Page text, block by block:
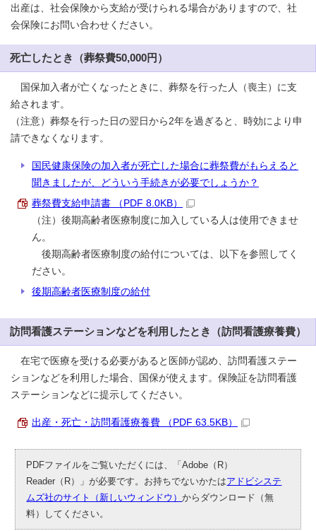
出産は、社会保険から支給が受けられる場合がありますので、社
会保険にお問い合わせください。
死亡したとき（葬祭費50,000円）
国保加入者が亡くなったときに、葬祭を行った人（喪主）に支
給されます。
（注意）葬祭を行った日の翌日から2年を過ぎると、時効により申
請できなくなります。
国民健康保険の加入者が死亡した場合に葬祭費がもらえると
聞きましたが、どういう手続きが必要でしょうか？
葬祭費支給申請書 （PDF 8.0KB）
（注）後期高齢者医療制度に加入している人は使用できませ
ん。
後期高齢者医療制度の給付については、以下を参照してく
ださい。
後期高齢者医療制度の給付
訪問看護ステーションなどを利用したとき（訪問看護療養費）
在宅で医療を受ける必要があると医師が認め、訪問看護ステー
ションなどを利用した場合、国保が使えます。保険証を訪問看護
ステーションなどに提示してください。
出産・死亡・訪問看護療養費 （PDF 63.5KB）
PDFファイルをご覧いただくには、「Adobe（R）
Reader（R）」が必要です。お持ちでないかたはアドビシステ
ムズ社のサイト（新しいウィンドウ）からダウンロード（無
料）してください。